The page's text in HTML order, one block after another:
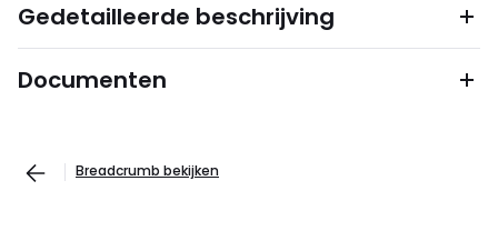
Gedetailleerde beschrijving
Documenten
Breadcrumb bekijken